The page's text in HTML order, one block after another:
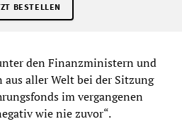
BESTELLEN
den Finanzministern und
aller Welt bei der Sitzung
im vergangenen
wie nie zuvor“.